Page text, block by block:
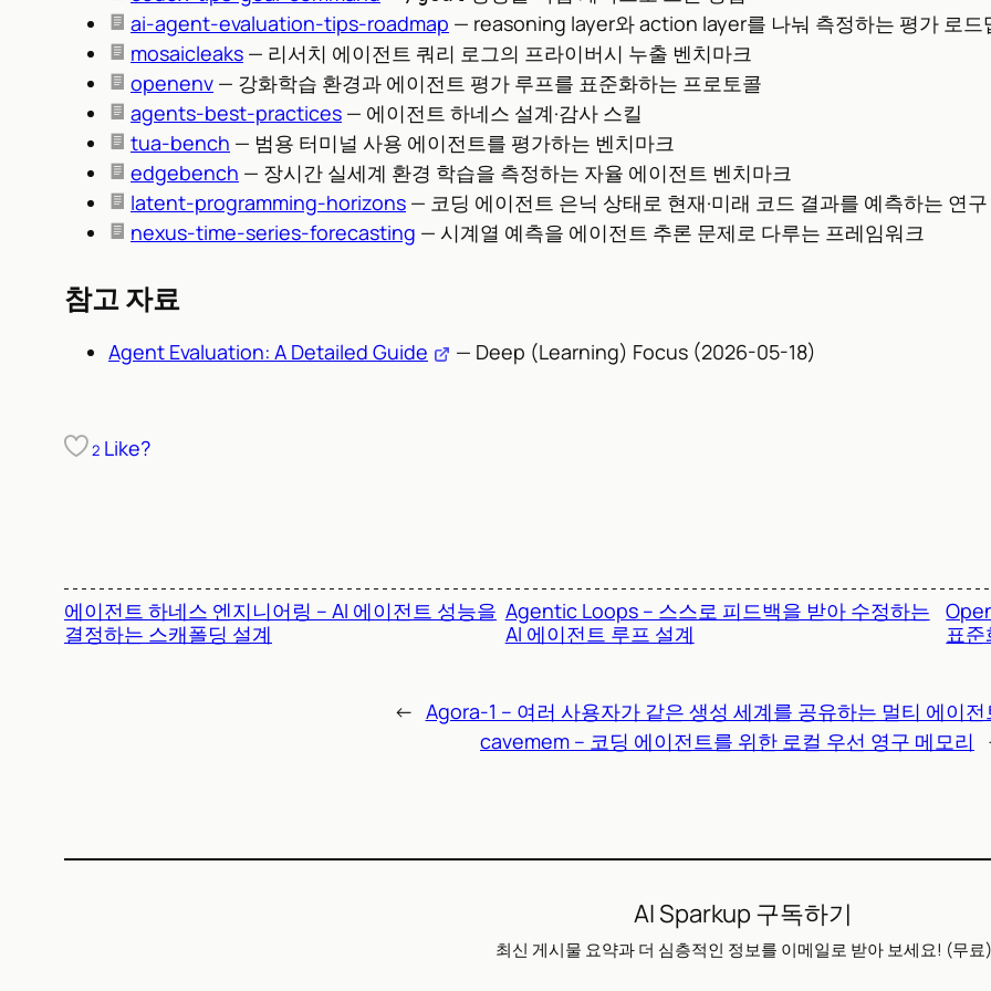
ai-agent-evaluation-tips-roadmap — reasoning layer와 action layer를 나눠 측정하는 평가 로드
mosaicleaks — 리서치 에이전트 쿼리 로그의 프라이버시 누출 벤치마크
openenv — 강화학습 환경과 에이전트 평가 루프를 표준화하는 프로토콜
agents-best-practices — 에이전트 하네스 설계·감사 스킬
tua-bench — 범용 터미널 사용 에이전트를 평가하는 벤치마크
edgebench — 장시간 실세계 환경 학습을 측정하는 자율 에이전트 벤치마크
latent-programming-horizons — 코딩 에이전트 은닉 상태로 현재·미래 코드 결과를 예측하는 연구
nexus-time-series-forecasting — 시계열 예측을 에이전트 추론 문제로 다루는 프레임워크
참고 자료
Agent Evaluation: A Detailed Guide — Deep (Learning) Focus (2026-05-18)
2 Like?
에이전트 하네스 엔지니어링 – AI 에이전트 성능을
결정하는 스캐폴딩 설계
Agentic Loops – 스스로 피드백을 받아 수정하는
AI 에이전트 루프 설계
표
← Agora-1 – 여러 사용자가 같은 생성 세계를 공유하는 멀티 에이
cavemem – 코딩 에이전트를 위한 로컬 우선 영구 메모리
AI Sparkup 구독하기
최신 게시물 요약과 더 심층적인 정보를 이메일로 받아 보세요! (무료)